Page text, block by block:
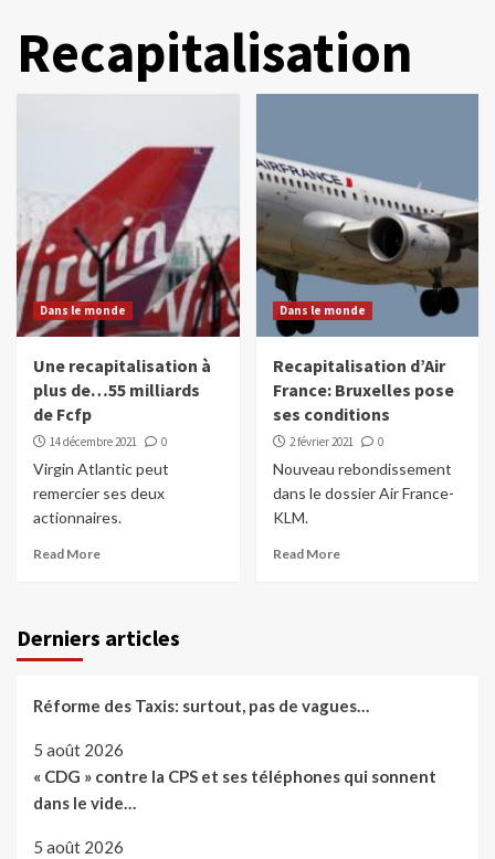
Recapitalisation
Dans le monde
Une recapitalisation à
plus de…55 milliards
de Fcfp
14 décembre 2021 0
Virgin Atlantic peut
remercier ses deux
actionnaires.
Read More
Dans le monde
Recapitalisation d’Air
France: Bruxelles pose
ses conditions
2 février 2021 0
Nouveau rebondissement
dans le dossier Air France-
KLM.
Read More
Derniers articles
Réforme des Taxis: surtout, pas de vagues…
5 août 2026
« CDG » contre la CPS et ses téléphones qui sonnent
dans le vide…
5 août 2026